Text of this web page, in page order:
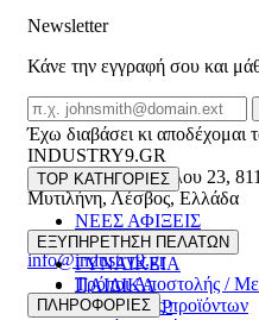
Newsletter
Κάνε την εγγραφή σου και
Email
Έχω διαβάσει κι αποδέχομαι
INDUSTRY9.GR
Ελευθέριου Βενιζέλου 23,
Μυτιλήνη,Λέσβος,Ελλάδα
22510 55629
info@industry9.gr
TOP ΚΑΤΗΓΟΡΙΕΣ
ΝΕΕΣ ΑΦΙΞΕΙΣ
ΑΝΔΡΙΚΑ
ΓΥΝΑΙΚΕΙΑ
ΠΑΙΔΙΚΑ
ΑΞΕΣΟΥΑΡ
ΕΞΥΠΗΡΕΤΗΣΗ ΠΕΛΑΤΩΝ
Τρόποι Αποστολής /
Επιστροφές προϊόντων
ΠΛΗΡΟΦΟΡΙΕΣ